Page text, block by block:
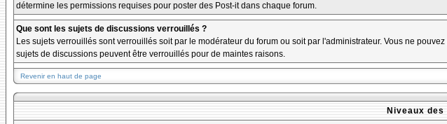
détermine les permissions requises pour poster des Post-it dans chaque forum.
Que sont les sujets de discussions verrouillés ?
Les sujets verrouillés sont verrouillés soit par le modérateur du forum ou soit par l'administrateur. Vous ne
sujets de discussions peuvent être verrouillés pour de maintes raisons.
Revenir en haut de page
Niveaux